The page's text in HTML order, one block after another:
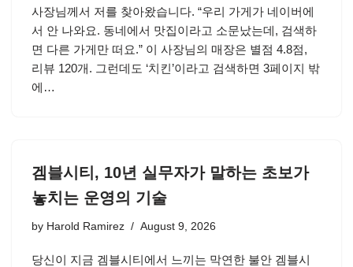
사장님께서 저를 찾아왔습니다. “우리 가게가 네이버에
서 안 나와요. 동네에서 맛집이라고 소문났는데, 검색하
면 다른 가게만 떠요.” 이 사장님의 매장은 별점 4.8점,
리뷰 120개. 그런데도 ‘치킨’이라고 검색하면 3페이지 밖
에…
겜블시티, 10년 실무자가 말하는 초보가
놓치는 운영의 기술
by Harold Ramirez August 9, 2026
당신이 지금 겜블시티에서 느끼는 막연한 불안 겜블시